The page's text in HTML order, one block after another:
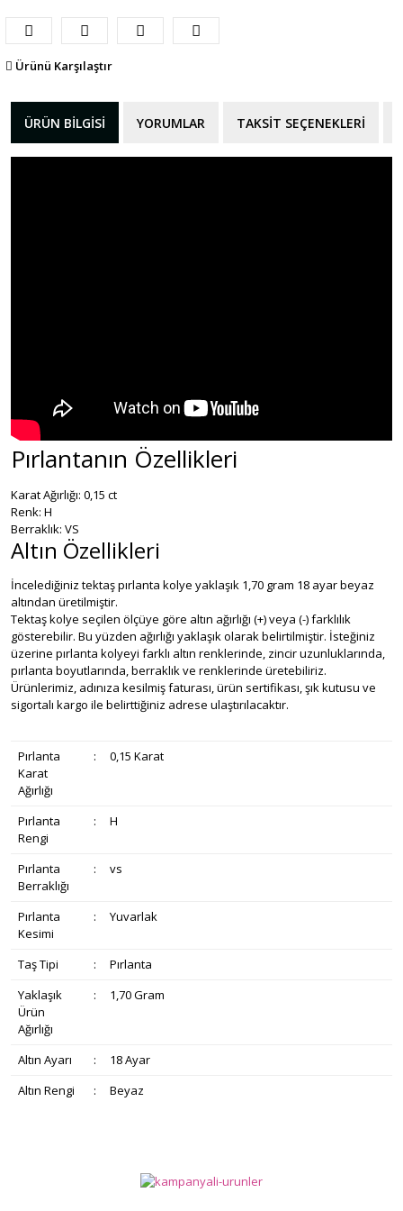
Ürünü Karşılaştır
ÜRÜN BILGISI YORUMLAR TAKSIT SEÇENEKLERI
Pırlantanın Özellikleri
Karat Ağırlığı: 0,15 ct
Renk: H
Berraklık: VS
Altın Özellikleri
İncelediğiniz tektaş pırlanta kolye yaklaşık 1,70 gram 18 ayar beyaz
altından üretilmiştir.
Tektaş kolye seçilen ölçüye göre altın ağırlığı (+) veya (-) farklılık
gösterebilir. Bu yüzden ağırlığı yaklaşık olarak belirtilmiştir. İsteğiniz
üzerine pırlanta kolyeyi farklı altın renklerinde, zincir uzunluklarında,
pırlanta boyutlarında, berraklık ve renklerinde üretebiliriz.
Ürünlerimiz, adınıza kesilmiş faturası, ürün sertifikası, şık kutusu ve
sigortalı kargo ile belirttiğiniz adrese ulaştırılacaktır.
Pırlanta
Karat
Ağırlığı
: 0,15 Karat
Pırlanta
Rengi
: H
Pırlanta
Berraklığı
: vs
Pırlanta
Kesimi
: Yuvarlak
Taş Tipi :
Pırlanta
Yaklaşık
Ürün
Ağırlığı
: 1,70 Gram
Altın Ayarı :
18 Ayar
Altın Rengi
: Beyaz
Bu ürüne ilk yorumu siz yapın!
kullanarak tarafımıza iletebilirsiniz.
Ürün hakkında henüz soru sorulmamış.